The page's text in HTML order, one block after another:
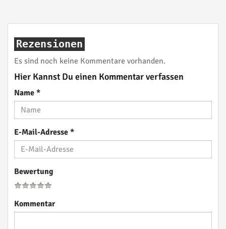
Rezensionen
Es sind noch keine Kommentare vorhanden.
Hier Kannst Du einen Kommentar verfassen
Name *
E-Mail-Adresse *
Bewertung
Kommentar